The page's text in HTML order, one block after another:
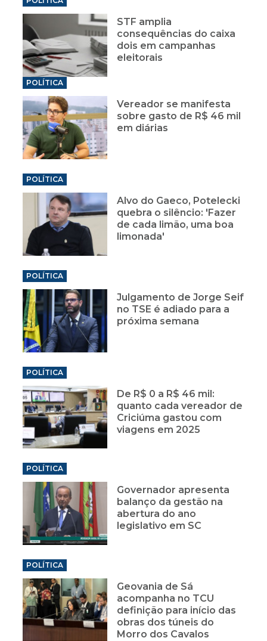
STF amplia
consequências do caixa
dois em campanhas
eleitorais
POLÍTICA
Vereador se manifesta
sobre gasto de R$ 46 mil
em diárias
POLÍTICA
Alvo do Gaeco, Potelecki
quebra o silêncio: 'Fazer
de cada limão, uma boa
limonada'
POLÍTICA
Julgamento de Jorge Seif
no TSE é adiado para a
próxima semana
POLÍTICA
De R$ 0 a R$ 46 mil:
quanto cada vereador de
Criciúma gastou com
viagens em 2025
POLÍTICA
Governador apresenta
balanço da gestão na
abertura do ano
legislativo em SC
POLÍTICA
Geovania de Sá
acompanha no TCU
definição para início das
obras dos túneis do
Morro dos Cavalos